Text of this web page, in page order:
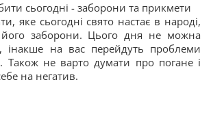
сьогодні - заборони та прикмети
яке сьогодні свято настає в народі,
заборони. Цього дня не можна
інакше на вас перейдуть проблеми
Також не варто думати про погане і
на негатив.